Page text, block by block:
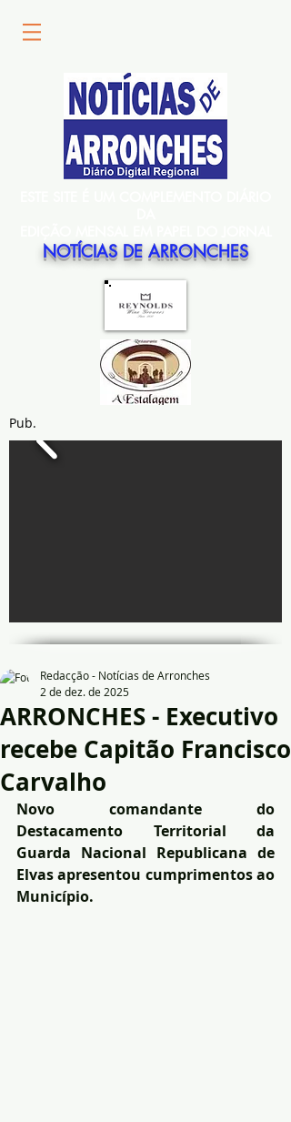
NOTÍCIAS DE ARRONCHES
Pub.
ARRONCHES - Executivo
recebe Capitão Francisco
Carvalho
Redacção - Notícias de Arronches
2 de dez. de 2025
Novo comandante do
Destacamento Territorial da
Guarda Nacional Republicana de
Elvas apresentou cumprimentos ao
Município.